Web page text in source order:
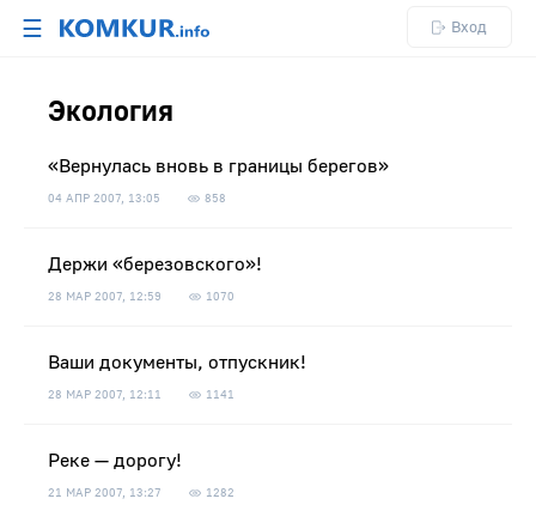
☰ Вход
Экология
«Вернулась вновь в границы берегов»
04 АПР 2007, 13:05 858
Держи «березовского»!
28 МАР 2007, 12:59 1070
Ваши документы, отпускник!
28 МАР 2007, 12:11 1141
Реке — дорогу!
21 МАР 2007, 13:27 1282